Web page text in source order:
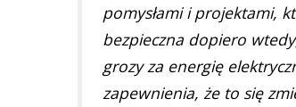
pomysłami i projektami,
bezpieczna dopiero
grozy za energię
zapewnienia, że to się